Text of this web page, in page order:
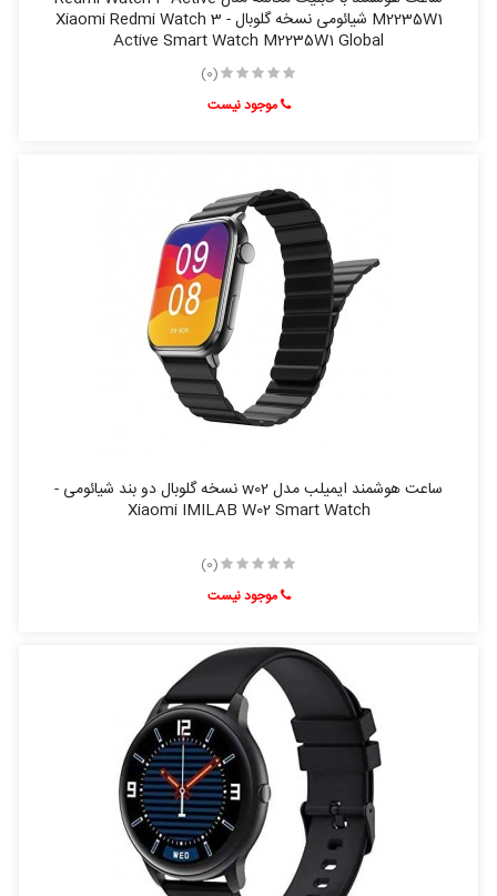
M2235W1 شیائومی نسخه گلوبال - Xiaomi Redmi Watch 3
Active Smart Watch M2235W1 Global
(0)
موجود نیست
ساعت هوشمند ایمیلب مدل w02 نسخه گلوبال دو بند شیائومی -
Xiaomi IMILAB W02 Smart Watch
(0)
موجود نیست